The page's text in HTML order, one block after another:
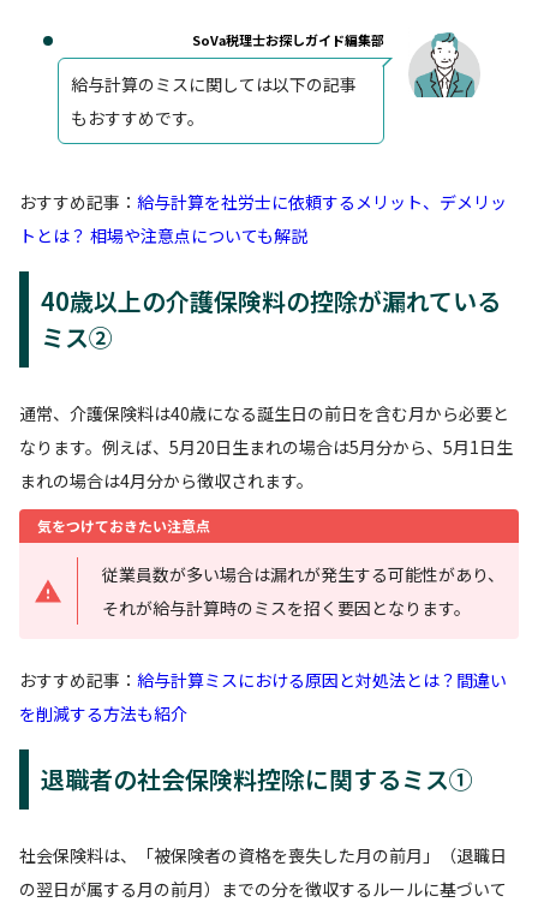
SoVa税理士お探しガイド編集部
給与計算のミスに関しては以下の記事
もおすすめです。
おすすめ記事： 給与計算を社労士に依頼するメリット、デメリッ
トとは？ 相場や注意点についても解説
40歳以上の介護保険料の控除が漏れている
ミス②
通常、介護保険料は40歳になる誕生日の前日を含む月から必要と
なります。例えば、5月20日生まれの場合は5月分から、5月1日生
まれの場合は4月分から徴収されます。
気をつけておきたい注意点
従業員数が多い場合は漏れが発生する可能性があり、
それが給与計算時のミスを招く要因となります。
おすすめ記事： 給与計算ミスにおける原因と対処法とは？間違い
を削減する方法も紹介
退職者の社会保険料控除に関するミス①
社会保険料は、「被保険者の資格を喪失した月の前月」（退職日
の翌日が属する月の前月）までの分を徴収するルールに基づいて